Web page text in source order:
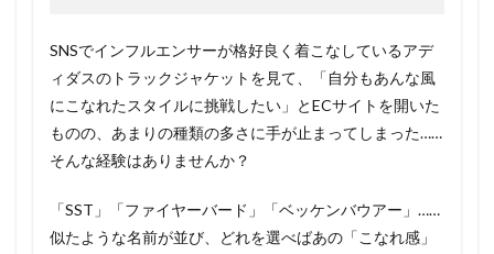
SNSでインフルエンサーが格好良く着こなしているアデ
ィダスのトラックジャケットを見て、「自分もあんな風
にこなれたスタイルに挑戦したい」とECサイトを開いた
ものの、あまりの種類の多さに手が止まってしまった……
そんな経験はありませんか？
「SST」「ファイヤーバード」「ベッケンバウアー」……
似たような名前が並び、どれを選べばあの「こなれ感」